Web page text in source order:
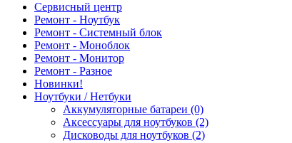
Сервисный центр
Ремонт - Ноутбук
Ремонт - Системный блок
Ремонт - Моноблок
Ремонт - Монитор
Ремонт - Разное
Новинки!
Ноутбуки / Нетбуки
Аккумуляторные батареи (0)
Аксессуары для ноутбуков (2)
Дисководы для ноутбуков (2)